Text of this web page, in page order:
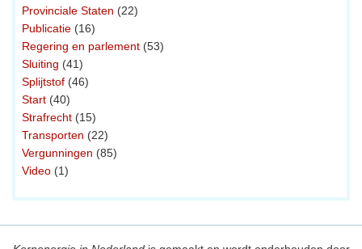
Provinciale Staten (22)
Publicatie (16)
Regering en parlement (53)
Sluiting (41)
Splijtstof (46)
Start (40)
Strafrecht (15)
Transporten (22)
Vergunningen (85)
Video (1)